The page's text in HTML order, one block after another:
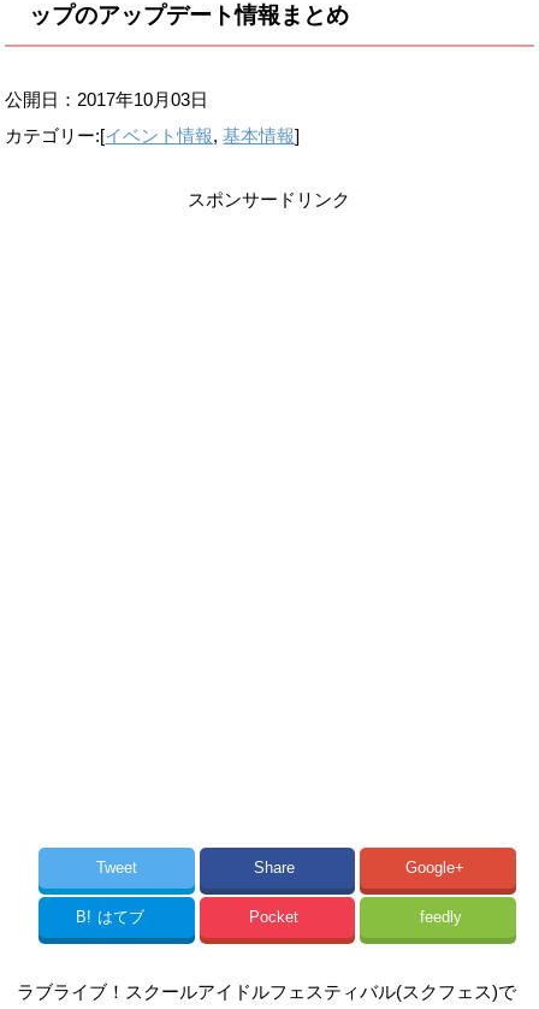
ップのアップデート情報まとめ
公開日： 2017年10月03日
カテゴリー:[イベント情報,基本情報]
スポンサードリンク
Tweet Share Google+
B! はてブ Pocket feedly
ラブライブ！スクールアイドルフェスティバル(スクフェス)で